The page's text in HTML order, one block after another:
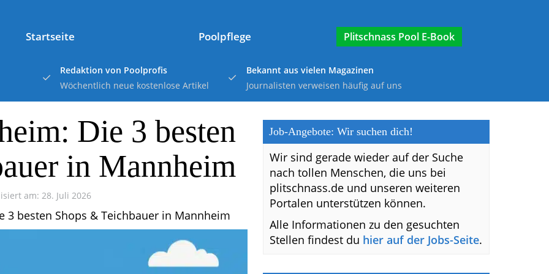
Startseite Poolpflege E-Book
Redaktion von Poolprofis
Wöchentlich neue kostenlose Artikel
Bekannt aus vielen Magazinen
Journalisten verweisen häufig auf uns
Die 3 besten
in Mannheim
am: 28. Juli 2026
3 besten Shops & Teichbauer in Mannheim
Job-Angebote: Wir suchen dich!
Wir sind gerade wieder auf der Suche
nach tollen Menschen, die uns bei
plitschnass.de und unseren weiteren
Portalen unterstützen können.
Alle Informationen zu den gesuchten
Stellen findest du hier auf der Jobs-Seite.